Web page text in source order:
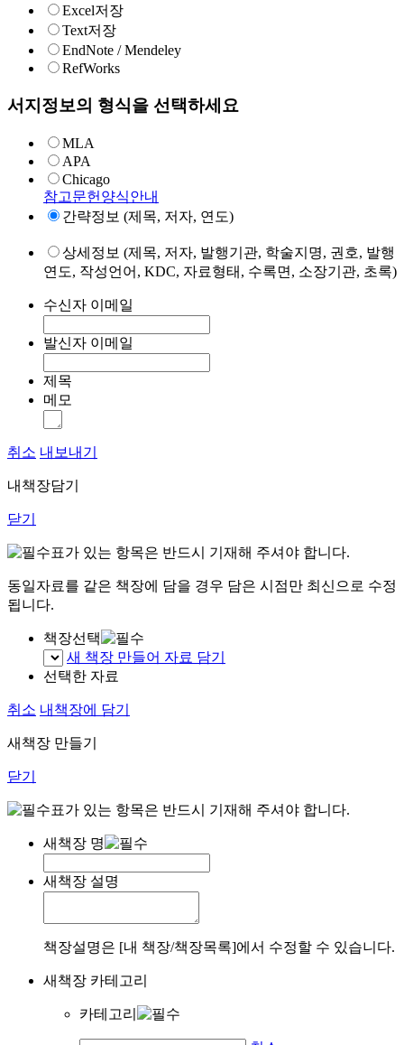
Excel저장
Text저장
EndNote / Mendeley
RefWorks
서지정보의 형식을 선택하세요
MLA
APA
Chicago
참고문헌양식안내
간략정보 (제목, 저자, 연도)
상세정보 (제목, 저자, 발행기관, 학술지명, 권호, 발행
연도, 작성언어, KDC, 자료형태, 수록면, 소장기관, 초록)
수신자 이메일
발신자 이메일
제목
메모
취소 내보내기
내책장담기
닫기
표가 있는 항목은 반드시 기재해 주셔야 합니다.
동일자료를 같은 책장에 담을 경우 담은 시점만 최신으로 수정
됩니다.
책장선택
새 책장 만들어 자료 담기
선택한 자료
취소 내책장에 담기
새책장 만들기
닫기
표가 있는 항목은 반드시 기재해 주셔야 합니다.
새책장 명
새책장 설명
책장설명은 [내 책장/책장목록]에서 수정할 수 있습니다.
새책장 카테고리
카테고리